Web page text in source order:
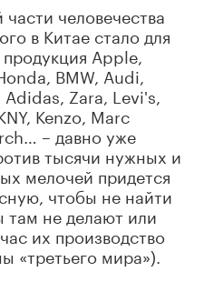
человечества
в Китае стало для
Apple,
BMW, Audi,
Zara, Levi's,
Kenzo, Marc
– давно уже
тысячи нужных и
мелочей придется
чтобы не найти
там не делают или
их производство
«третьего мира»).